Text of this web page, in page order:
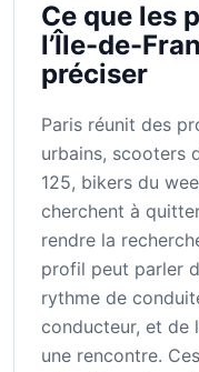
Ce que les
l’Île-de-
préciser
Paris réunit des
urbains, scooters
125, bikers du
cherchent à
rendre la
profil peut parler
rythme de
conducteur, et de
une rencontre.